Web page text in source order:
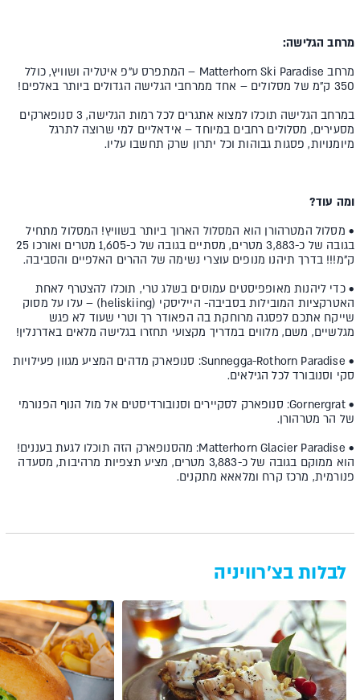
מרחב הגלישה:
מרחב Matterhorn Ski Paradise – המתפרס ע"פ איטליה ושוויץ, כולל
350 ק"מ של מסלולים – אחד ממרחבי הגלישה הגדולים ביותר באלפים!
במרחב הגלישה תוכלו למצוא אתגרים לכל רמות הגלישה, 3 סנופארקים
מסעירים, מסלולים רחבים במיוחד – אידאליים למי שרוצה לתרגל
מיומנויות, פסגות גבוהות וכל יתרון שרק תחשבו עליו.
ומה עוד?
• מסלול המטרהורן הוא המסלול הארוך ביותר בשוויץ! המסלול מתחיל
בגובה של כ-3,883 מטרים, מסתיים בגובה של כ-1,605 מטרים ואורכו 25
ק"מ!!! בדרך תיהנו מנופים עוצרי נשימה של ההרים האלפיים והסביבה.
• כדי ליהנות מאופפיסטים עמוסים בשלג טרי, תוכלו להצטרף לאחת
האטרקציות המובילות בסביבה- הייליסקי (heliskiing) – עלו על מסוק
שייקח אתכם לפסגה מרוחקת בה הפאודר רך וטרי שעוד לא פגש
מגלשיים, משם, מלווים במדריך מקצועי תחזרו בגלישה מלאים באדרנלין!
• Sunnegga-Rothorn Paradise: סנופארק מדהים המציע מגוון פעילויות
סקי וסנובורד לכל הגילאים.
• Gornergrat: סנופארק לסקיירים וסנובורדיסטים אל מול הנוף הפנורמי
של הר מטרהורן.
• Matterhorn Glacier Paradise: מהסנופארק הזה תוכלו לגעת בעננים!
הוא ממוקם בגובה של כ-3,883 מטרים, מציע תצפיות מרהיבות, מסעדה
פנורמית, מרכז קרח ומלאאא מתקנים.
לבלות בצ’רוויניה